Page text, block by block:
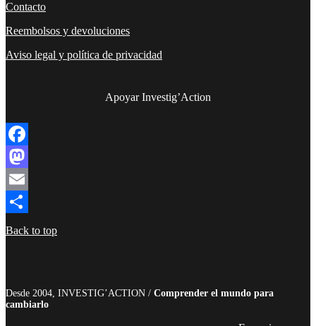
Contacto
Reembolsos y devoluciones
Aviso legal y política de privacidad
Apoyar Investig’Action
Facebook
Mastodon
Email
Compartir
Back to top
Desde 2004, INVESTIG’ACTION / Comprender el mundo para
cambiarlo